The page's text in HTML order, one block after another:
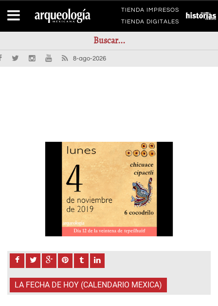
TIENDA IMPRESOS
TIENDA DIGITALES
8-ago-2026
LA FECHA DE HOY (CALENDARIO MEXICA)